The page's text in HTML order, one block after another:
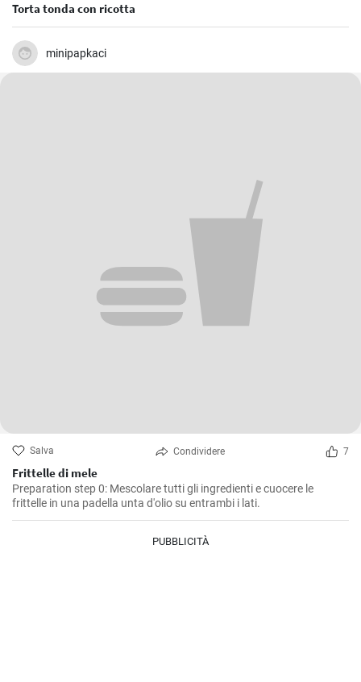
Torta tonda con ricotta
minipapkaci
Salva Condividere 7
Frittelle di mele
Preparation step 0: Mescolare tutti gli ingredienti e cuocere le
frittelle in una padella unta d'olio su entrambi i lati.
PUBBLICITÀ